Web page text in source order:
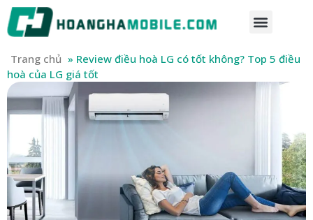
Trang chủ » Review điều hoà LG có tốt không? Top 5 điều
hoà của LG giá tốt